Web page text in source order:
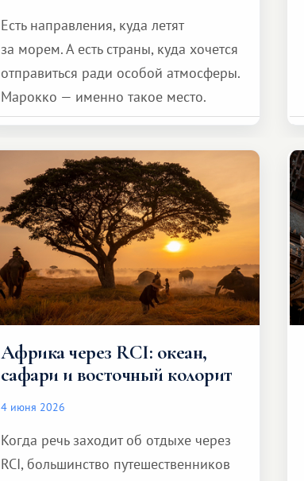
Есть направления, куда летят
за морем. А есть страны, куда хочется
отправиться ради особой атмосферы.
Марокко — именно такое место.
Африка через RCI: океан,
сафари и восточный колорит
4 июня 2026
Когда речь заходит об отдыхе через
RCI, большинство путешественников